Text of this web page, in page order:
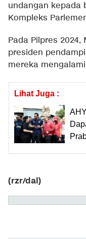
undangan kepada
Kompleks
Pada Pilpres
presiden
mereka
Lihat Juga :
(rzr/dal)